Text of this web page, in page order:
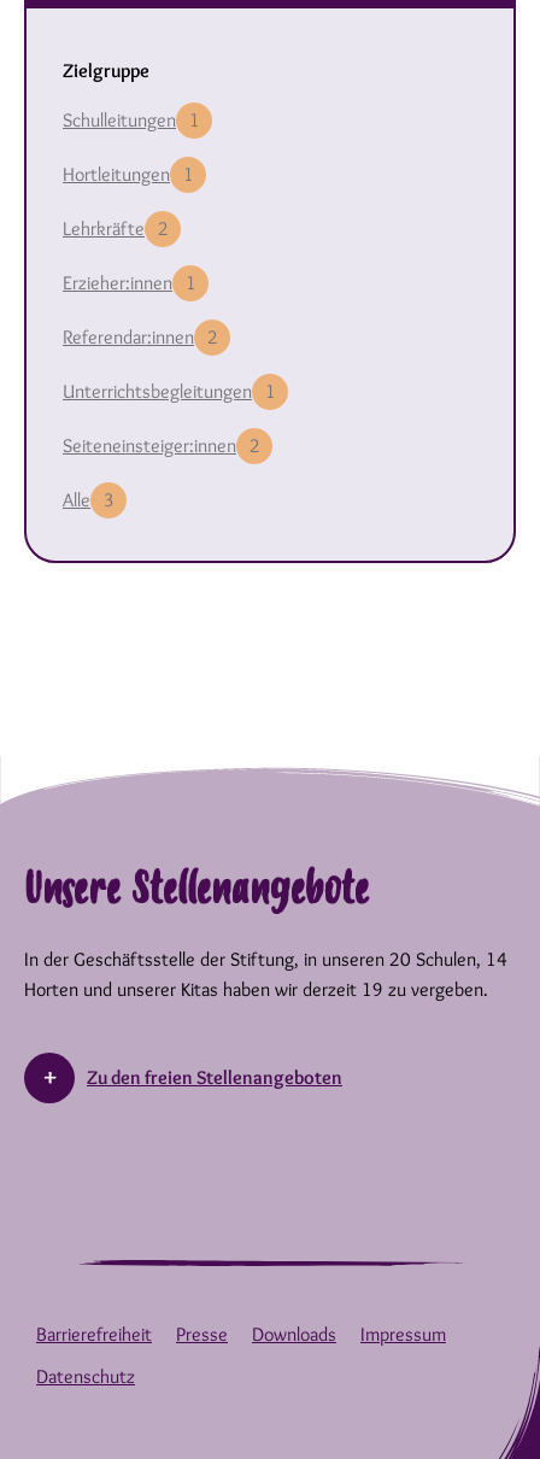
Zielgruppe
Schulleitungen 1
Hortleitungen 1
Lehrkräfte 2
Erzieher:innen 1
Referendar:innen 2
Unterrichtsbegleitungen 1
Seiteneinsteiger:innen 2
Alle 3
Unsere Stellenangebote
In der Geschäftsstelle der Stiftung, in unseren 20 Schulen, 14
Horten und unserer Kitas haben wir derzeit 19 zu vergeben.
Zu den freien Stellenangeboten
Barrierefreiheit Presse Downloads
Impressum
Datenschutz